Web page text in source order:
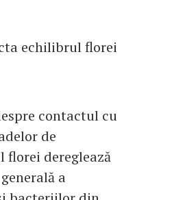
echilibrul florei
contactul cu
de
florei dereglează
a